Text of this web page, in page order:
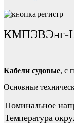
КМПЭВЭнг-
Кабели судовые, с
Основные
Номинальное
Температура